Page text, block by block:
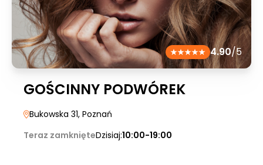
4.90/5
GOŚCINNY PODWÓREK
Bukowska 31, Poznań
Teraz zamknięteDzisiaj:10:00-19:00